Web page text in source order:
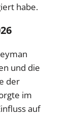
habe.
und die
der
im
auf